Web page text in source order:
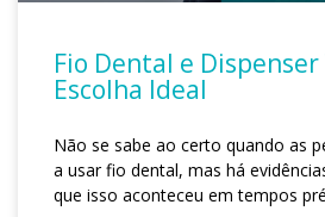
Fio Dental e Dispenser
Escolha Ideal
Não se sabe ao certo quando as
a usar fio dental, mas há
que isso aconteceu em tempos